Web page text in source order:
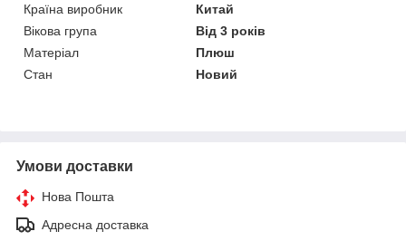
Країна виробник
Китай
Вікова група
Від 3 років
Матеріал
Плюш
Стан
Новий
Умови доставки
Нова Пошта
Адресна доставка